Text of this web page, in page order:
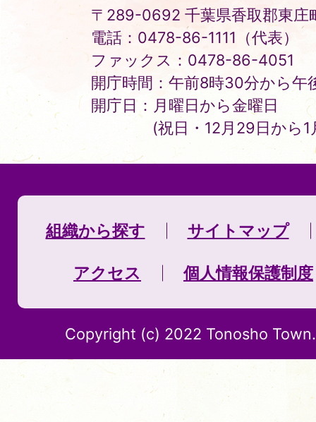
〒289-0692 千葉県香取郡東庄
電話：0478-86-1111（代表）
ファックス：0478-86-4051
開庁時間：午前8時30分から午
開庁日：月曜日から金曜日
(祝日・12月29日から
組織から探す サイトマップ
アクセス 個人情報保護制度
Copyright (c) 2022 Tonosho